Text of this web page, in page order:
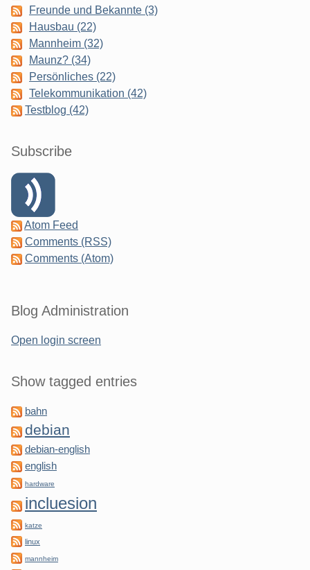
Freunde und Bekannte (3)
Hausbau (22)
Mannheim (32)
Maunz? (34)
Persönliches (22)
Telekommunikation (42)
Testblog (42)
Subscribe
Atom Feed
Comments (RSS)
Comments (Atom)
Blog Administration
Open login screen
Show tagged entries
bahn
debian
debian-english
english
hardware
incluesion
katze
linux
mannheim